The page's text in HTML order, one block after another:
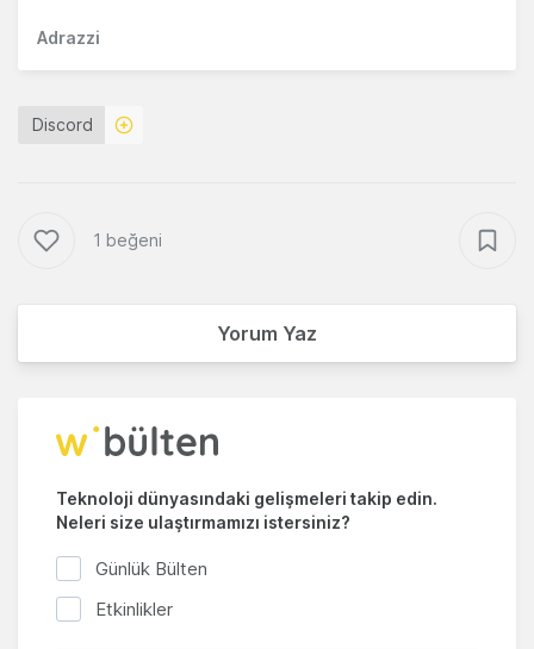
Adrazzi
Discord
1 beğeni
Yorum Yaz
Teknoloji dünyasındaki gelişmeleri takip edin.
Neleri size ulaştırmamızı istersiniz?
Günlük Bülten
Etkinlikler